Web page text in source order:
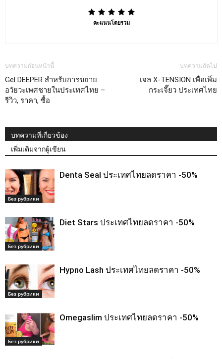
คะแนนโดยรวม
บทความก่อนหน้านี้
Gel DEEPER สำหรับการขยาย
อวัยวะเพศชายในประเทศไทย –
รีวิว, ราคา, ซื้อ
บทความถัดไป
เจล X-TENSION เพื่อเพิ่ม
กระเจี๊ยว ประเทศไทย
บทความที่เกี่ยวข้อง
เพิ่มเติมจากผู้เขียน
Без рубрики
Denta Seal ประเทศไทยลดราคา -50%
Без рубрики
Diet Stars ประเทศไทยลดราคา -50%
Без рубрики
Hypno Lash ประเทศไทยลดราคา -50%
Без рубрики
Omegaslim ประเทศไทยลดราคา -50%